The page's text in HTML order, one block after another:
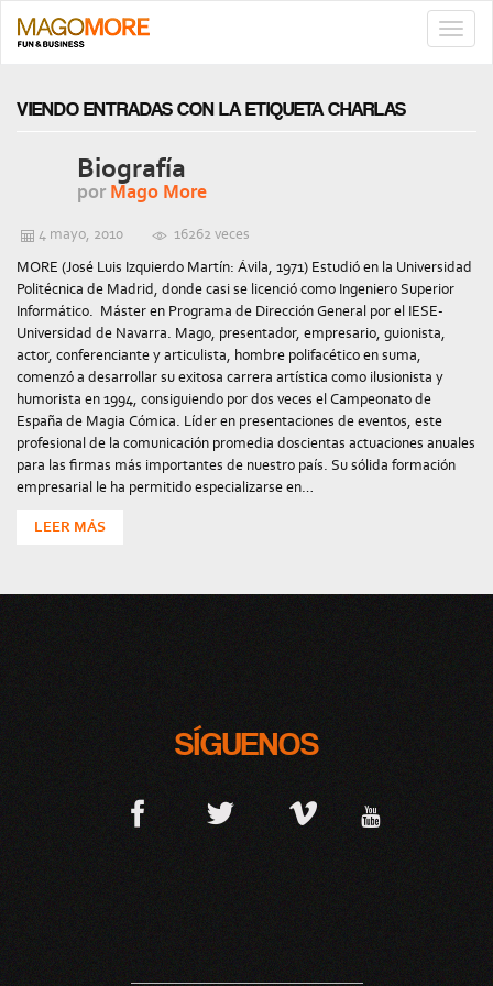
VIENDO ENTRADAS CON LA ETIQUETA CHARLAS
Biografía
por Mago More
4 mayo, 2010
16262 veces
MORE (José Luis Izquierdo Martín: Ávila, 1971) Estudió en la Universidad
Politécnica de Madrid, donde casi se licenció como Ingeniero Superior
Informático. Máster en Programa de Dirección General por el IESE-
Universidad de Navarra. Mago, presentador, empresario, guionista,
actor, conferenciante y articulista, hombre polifacético en suma,
comenzó a desarrollar su exitosa carrera artística como ilusionista y
humorista en 1994, consiguiendo por dos veces el Campeonato de
España de Magia Cómica. Líder en presentaciones de eventos, este
profesional de la comunicación promedia doscientas actuaciones anuales
para las firmas más importantes de nuestro país. Su sólida formación
empresarial le ha permitido especializarse en…
LEER MÁS
SÍGUENOS